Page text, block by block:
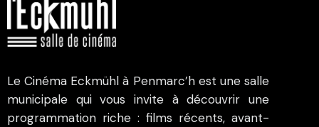
Le Cinéma Eckmühl à Penmarc’h est une salle
municipale qui vous invite à découvrir une
programmation riche : films récents, avant-